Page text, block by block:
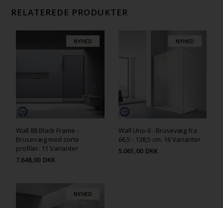
RELATEREDE PRODUKTER
NYHED
Wall 88 Black Frame -
Brusevæg med sorte
profiler. 11 Varianter
7.648,00 DKK
NYHED
Wall Uno-6 - Brusevæg fra
66,5 - 138,5 cm. 16 Varianter
5.061,00 DKK
NYHED